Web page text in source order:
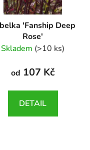
'Fanship Deep
Rose'
Lobelia speciosa
Skladem (>10 ks)
od 107 Kč
DETAIL